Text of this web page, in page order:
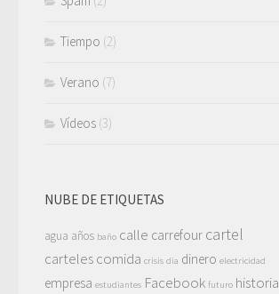
Tiempo (2)
Verano (7)
Vídeos (3)
NUBE DE ETIQUETAS
agua años baño calle carrefour cartel
cartelescomida crisis dia dinero electricidad
empresa estudiantes Facebook futuro historia